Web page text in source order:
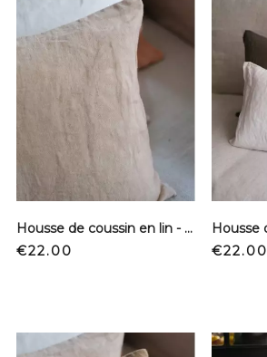
Housse de coussin en lin - Sable
Price
€22.00
Price
€22.00